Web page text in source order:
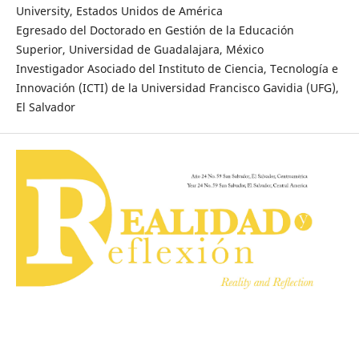
University, Estados Unidos de América
Egresado del Doctorado en Gestión de la Educación
Superior, Universidad de Guadalajara, México
Investigador Asociado del Instituto de Ciencia, Tecnología e
Innovación (ICTI) de la Universidad Francisco Gavidia (UFG),
El Salvador